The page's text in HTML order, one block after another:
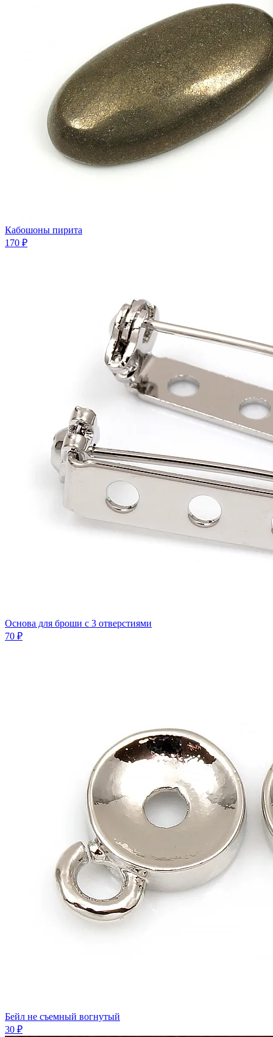
Кабошоны пирита
170 ₽
Основа для броши с 3 отверстиями
70 ₽
Бейл не съемный вогнутый
30 ₽